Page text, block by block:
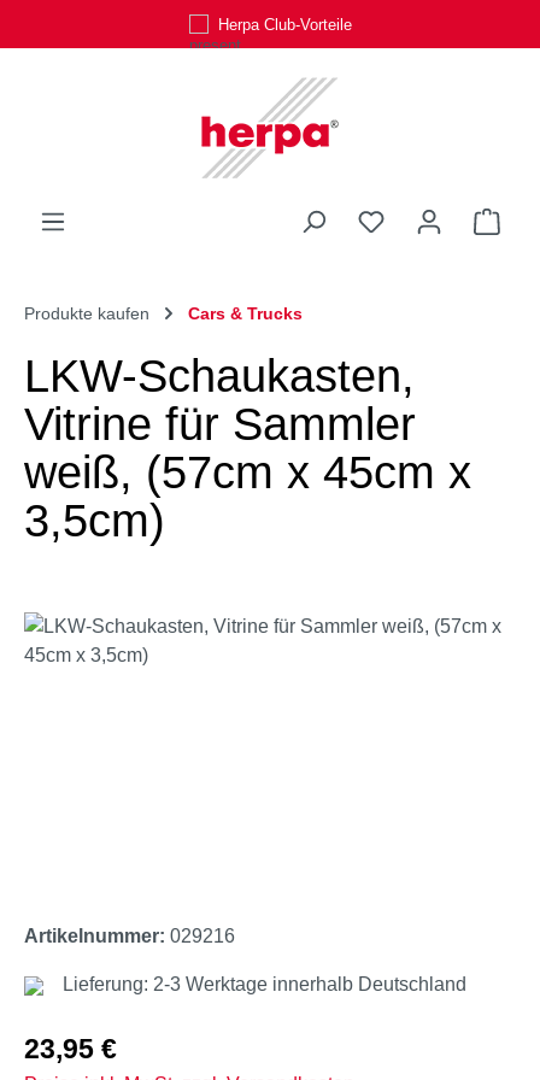
Zum Hauptinhalt springenHerpa Club-Vorteile
Du hast 0
Produkte kaufen Cars & Trucks
LKW-Schaukasten,
Vitrine für Sammler
weiß, (57cm x 45cm x
3,5cm)
Bildergalerie überspringen
Artikelnummer: 029216
Lieferung: 2-3 Werktage innerhalb Deutschland
Regulärer Preis:
23,95 €